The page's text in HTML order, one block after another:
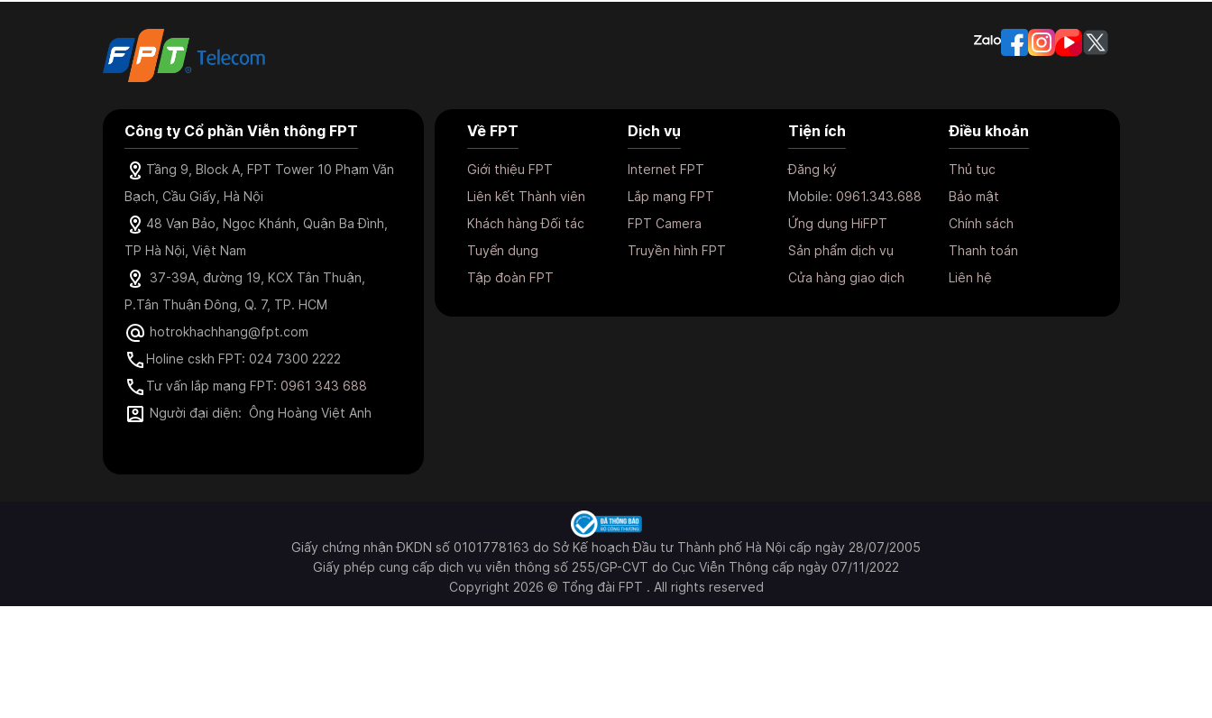
Công ty Cổ phần Viễn thông FPT
Tầng 9, Block A, FPT Tower 10 Phạm Văn
Bạch, Cầu Giấy, Hà Nội
48 Vạn Bảo, Ngọc Khánh, Quận Ba Đình,
TP Hà Nội, Việt Nam
37-39A, đường 19, KCX Tân Thuận,
P.Tân Thuận Đông, Q. 7, TP. HCM
hotrokhachhang@fpt.com
Holine cskh FPT: 024 7300 2222
Tư vấn lắp mạng FPT: 0961 343 688
Người đại diện: Ông Hoàng Việt Anh
Về FPT
Giới thiệu FPT
Liên kết Thành viên
Khách hàng Đối tác
Tuyển dụng
Tập đoàn FPT
Dịch vụ
Internet FPT
Lắp mạng FPT
FPT Camera
Truyền hình FPT
Tiện ích
Đăng ký
Mobile: 0961.343.688
Ứng dụng HiFPT
Sản phẩm dịch vụ
Cửa hàng giao dịch
Điều khoản
Thủ tục
Bảo mật
Chính sách
Thanh toán
Liên hệ
Giấy chứng nhận ĐKDN số 0101778163 do Sở Kế hoạch Đầu tư Thành phố Hà Nội cấp ngày 28/07/2005
Giấy phép cung cấp dịch vụ viễn thông số 255/GP-CVT do Cục Viễn Thông cấp ngày 07/11/2022
Copyright 2026 © Tổng đài FPT . All rights reserved